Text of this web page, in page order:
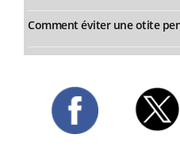
Comment éviter une otite